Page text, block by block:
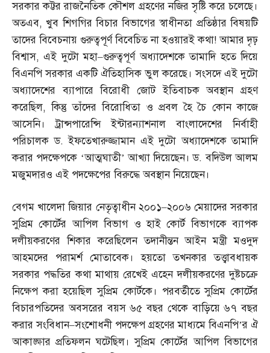
সরকার কট্টর রাজনৈতিক কৌশল গ্রহণের নজির সৃষ্টি করে চলেছে।
অতএব,খুব শিগগির বিচার বিভাগের স্বাধীনতা প্রতিষ্ঠার বিষয়টি
তাদের বিবেচনায় গুরুত্বপূর্ণ বিবেচিত না হওয়ারই কথা!আমার দৃঢ়
বিশ্বাস,এই দুটো মহা–গুরুত্বপূর্ণ অধ্যাদেশকে তামাদি হতে দিয়ে
বিএনপি সরকার একটি ঐতিহাসিক ভুল করেছে। সংসদে এই দুটো
অধ্যাদেশের ব্যাপারে বিরোধী জোট ইতিবাচক অবস্থান গ্রহণ
করেছিল,কিন্তু তাঁদের বিরোধিতা ও প্রবল হৈ চৈ কোন কাজে
আসেনি। ট্রান্সপারেন্সি ইন্টারন্যাশনাল বাংলাদেশের নির্বাহী
পরিচালক ড.ইফতেখারুজ্জামান এই দুটো অধ্যাদেশকে তামাদি
করার পদক্ষেপকে ‘আত্মঘাতী’ আখ্যা দিয়েছেন। ড.বদিউল আলম
মজুমদারও এই পদক্ষেপের বিরুদ্ধে অবস্থান নিয়েছেন।
বেগম খালেদা জিয়ার নেতৃত্বাধীন ২০০১–২০০৬ মেয়াদের সরকার
সুপ্রিম কোর্টের আপিল বিভাগ ও হাই কোর্ট বিভাগকে ব্যাপক
দলীয়করণের শিকার করেছিলেন তদানীন্তন আইন মন্ত্রী মওদুদ
আহমদের পরামর্শ মোতাবেক। হয়তো তখনকার তত্ত্বাবধায়ক
সরকার পদ্ধতির কথা মাথায় রেখেই এহেন দলীয়করণের দুষ্টচক্রে
নিক্ষেপ করা হয়েছিল সুপ্রিম কোর্টকে। পরবর্তীতে সুপ্রিম কোর্টের
বিচারপতিদের অবসরের বয়স ৬৫ বছর থেকে বাড়িয়ে ৬৭ বছর
করার সংবিধান–সংশোধনী পদক্ষেপ গ্রহণের মাধ্যমে বিএনপি’র ঐ
আকাঙ্ক্ষার প্রতিফলন ঘটেছিল। সুপ্রিম কোর্টের আপিল বিভাগের